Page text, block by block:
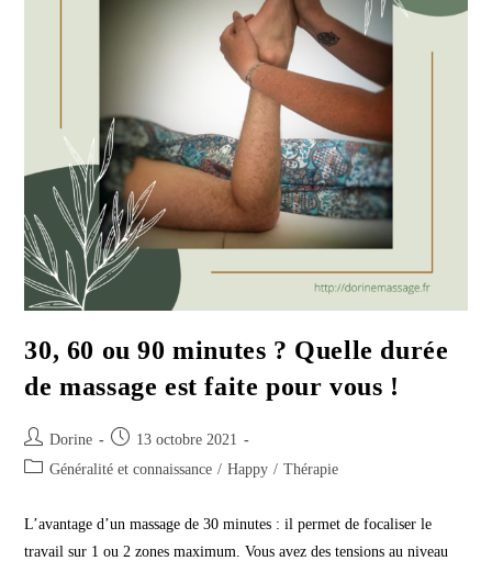
30, 60 ou 90 minutes ? Quelle durée
de massage est faite pour vous !
Auteur/autrice
de
Dorine
Publication
publiée :
13 octobre 2021
PostGénéralité et connaissance / Happy / Thérapie
L’avantage d’un massage de 30 minutes : il permet de focaliser le
travail sur 1 ou 2 zones maximum. Vous avez des tensions au niveau